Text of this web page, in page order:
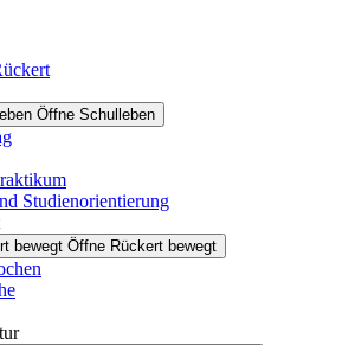
Öffne Schulleben
Studienorientierung
bewegt Öffne Rückert bewegt